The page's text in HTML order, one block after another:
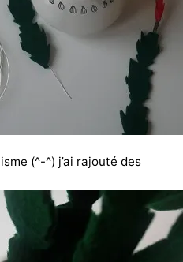
(^-^) j’ai rajouté des